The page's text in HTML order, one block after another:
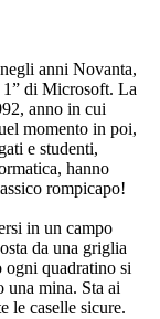
anni Novanta,
1” di Microsoft. La
anno in cui
momento in poi,
e studenti,
hanno
rompicapo!
in un campo
da una griglia
ogni quadratino si
una mina. Sta ai
le caselle sicure.